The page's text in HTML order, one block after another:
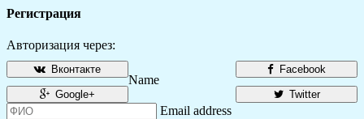
Регистрация
Авторизация через:
Facebook
Вконтакте
Twitter
Google+
Name
Email address